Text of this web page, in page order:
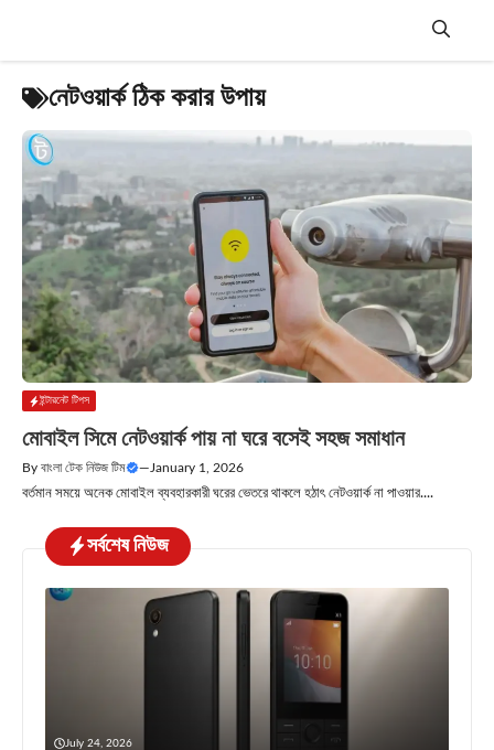
Menu
নেটওয়ার্ক ঠিক করার উপায়
ইন্টারনেট টিপস
মোবাইল সিমে নেটওয়ার্ক পায় না ঘরে বসেই সহজ সমাধান
By বাংলা টেক নিউজ টিম — January 1, 2026
বর্তমান সময়ে অনেক মোবাইল ব্যবহারকারী ঘরের ভেতরে থাকলে হঠাৎ নেটওয়ার্ক না পাওয়ার....
সর্বশেষ নিউজ
July 24, 2026